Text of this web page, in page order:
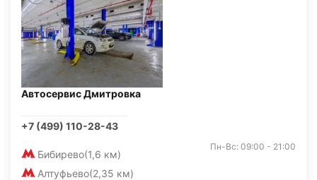
Автосервис Дмитровка
+7 (499) 110-28-43
Бибирево(1,6 км)
Алтуфьево(2,35 км)
Пн-Вс: 09:00 - 21:00